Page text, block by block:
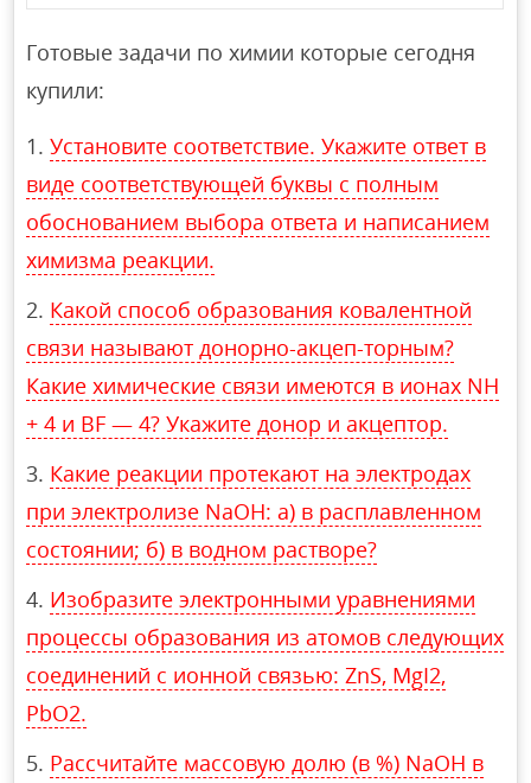
Готовые задачи по химии которые сегодня
купили:
Установите соответствие. Укажите ответ в
виде соответствующей буквы с полным
обоснованием выбора ответа и написанием
химизма реакции.
Какой способ образования ковалентной
связи называют донорно-акцеп-торным?
Какие химические связи имеются в ионах NH
+ 4 и ВF — 4? Укажите донор и акцептор.
Какие реакции протекают на электродах
при электролизе NaOH: а) в расплавленном
состоянии; б) в водном растворе?
Изобразите электронными уравнениями
процессы образования из атомов следующих
соединений с ионной связью: ZnS, MgI2,
PbO2.
Рассчитайте массовую долю (в %) NaOH в